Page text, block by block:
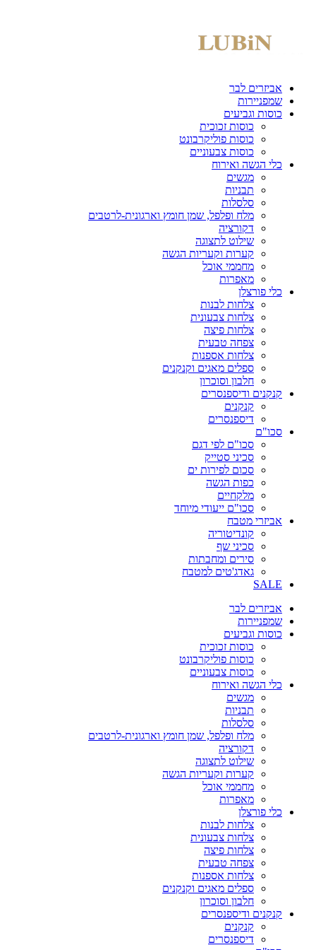
אביזרים לבר
שמפניירות
כוסות וגביעים
כוסות זכוכית
כוסות פוליקרבונט
כוסות צבעוניים
כלי הגשה ואירוח
מגשים
תבניות
סלסלות
מלח ופלפל, שמן חומץ וארגונית-לרטבים
דקורציה
שילוט לתצוגה
קערות וקעריות הגשה
מחממי אוכל
מאפרות
כלי פורצלן
צלחות לבנות
צלחות צבעונית
צלחות פיצה
צפחה טבעית
צלחות אספנות
ספלים מאגים וקנקנים
חלבון וסוכרון
קנקנים ודיספנסרים
קנקנים
דיספנסרים
סכו"ם
סכו"ם לפי דגם
סכיני סטייק
סכום לפירות ים
כפות הגשה
מלקחיים
סכו"ם ייעודי מיוחד
אביזרי מטבח
קונדיטוריה
סכיני שף
סירים ומחבתות
גאדג'טים למטבח
SALE
אביזרים לבר
שמפניירות
כוסות וגביעים
כוסות זכוכית
כוסות פוליקרבונט
כוסות צבעוניים
כלי הגשה ואירוח
מגשים
תבניות
סלסלות
מלח ופלפל, שמן חומץ וארגונית-לרטבים
דקורציה
שילוט לתצוגה
קערות וקעריות הגשה
מחממי אוכל
מאפרות
כלי פורצלן
צלחות לבנות
צלחות צבעונית
צלחות פיצה
צפחה טבעית
צלחות אספנות
ספלים מאגים וקנקנים
חלבון וסוכרון
קנקנים ודיספנסרים
קנקנים
דיספנסרים